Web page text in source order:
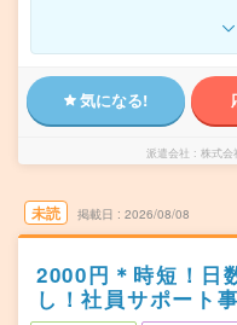
気になる!
派遣会社 株式会
未読 掲載日 2026/08/08
2000円＊時短！日
し！社員サポート